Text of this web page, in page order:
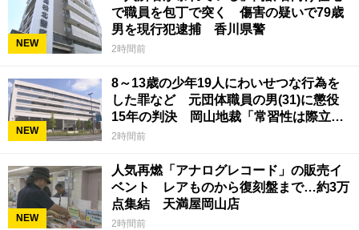
NEW
で職員を包丁で突く 傷害の疑いで79歳
男を現行犯逮捕 香川県警
2時間前
NEW
8～13歳の少年19人にわいせつな行為を
した罪など 元団体職員の男(31)に懲役
15年の判決 岡山地裁「常習性は際立っ
ていて被害結果も非常に重い」
2時間前
NEW
人気再燃「アナログレコード」の販売イ
ベント レアものから復刻盤まで…約3万
点集結 天満屋岡山店
2時間前